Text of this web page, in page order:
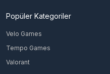
Popüler Kategoriler
Velo Games
Tempo Games
Valorant